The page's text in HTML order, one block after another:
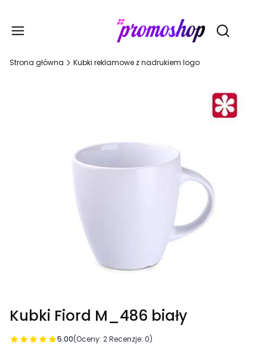
Otwórz
Strona główna Kubki reklamowe z nadrukiem logo
Kubki Fiord M_486 biały
5.00(Oceny: 2 Recenzje: 0)